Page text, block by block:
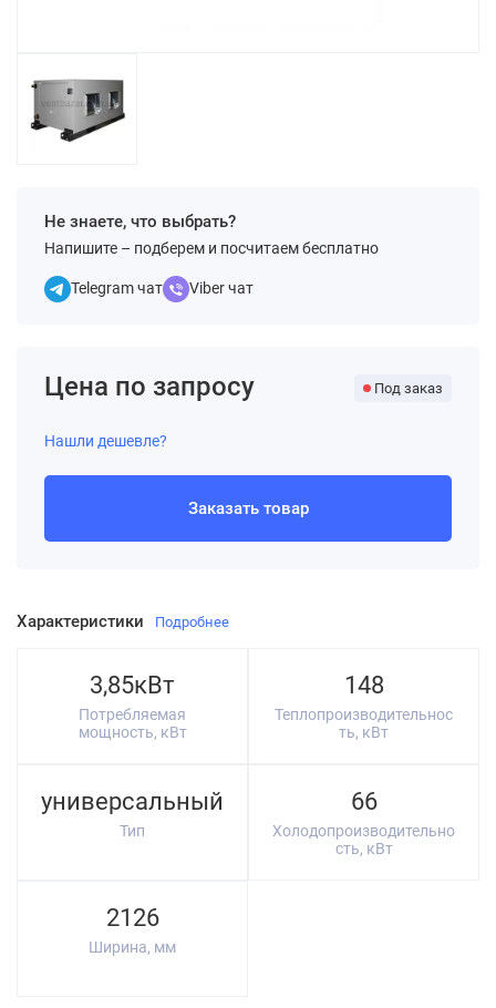
Не знаете, что выбрать?
Напишите – подберем и посчитаем бесплатно
Telegram чат Viber чат
Характеристики Подробнее
3,85кВт
Потребляемая
мощность, кВт
148
Теплопроизводительнос
ть, кВт
универсальный
Тип
66
Холодопроизводительно
сть, кВт
2126
Ширина, мм
Цена по запросу Под заказ
Нашли дешевле?
Заказать товар